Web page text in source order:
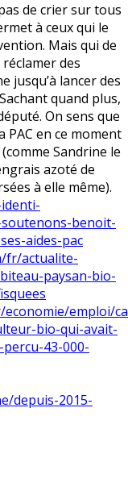
de crier sur tous
à ceux qui le
Mais qui de
réclamer des
jusqu’à lancer des
quand plus,
On sens que
en ce moment
Sandrine le
azoté de
à elle même).
benoit-
aides-pac
fr/actualite-
paysan-bio-
emploi/
bio-qui-avait-
43-000-
depuis-2015-